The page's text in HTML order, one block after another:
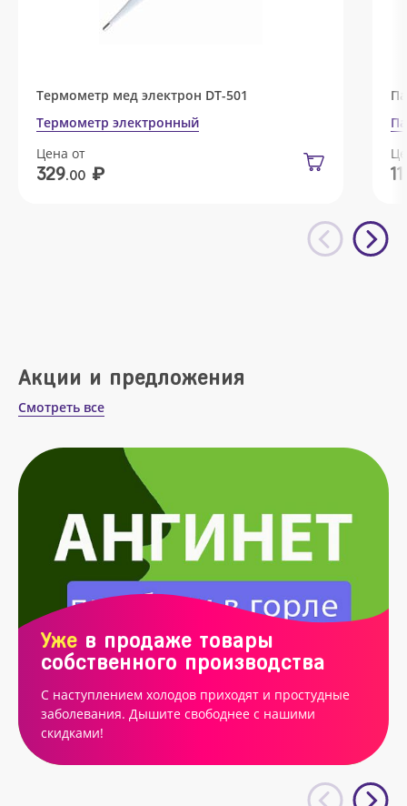
Термометр мед электрон DT-501
Термометр электронный
Цена от
329.00 ₽ 11
Акции и предложения
Смотреть все
Уже в продаже товары
собственного производства
С наступлением холодов приходят и простудные
заболевания. Дышите свободнее с нашими
скидками!